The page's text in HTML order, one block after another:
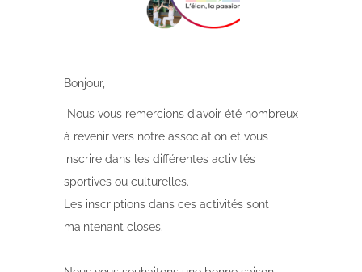
Bonjour,
Nous vous remercions d’avoir été nombreux
à revenir vers notre association et vous
inscrire dans les différentes activités
sportives ou culturelles.
Les inscriptions dans ces activités sont
maintenant closes.